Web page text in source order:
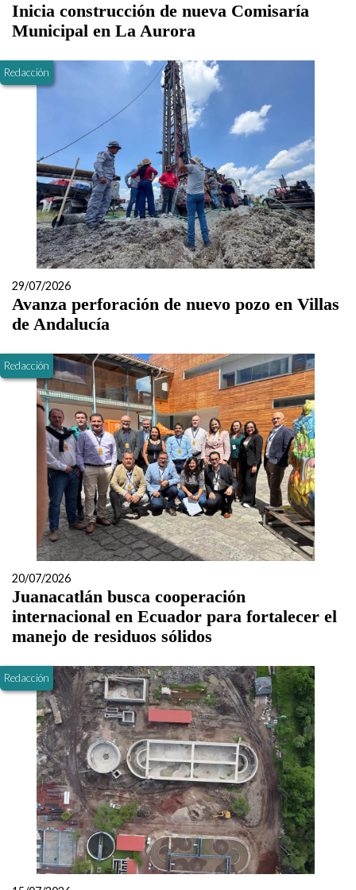
Inicia construcción de nueva Comisaría
Municipal en La Aurora
Redacción
29/07/2026
Avanza perforación de nuevo pozo en Villas
de Andalucía
Redacción
20/07/2026
Juanacatlán busca cooperación
internacional en Ecuador para fortalecer el
manejo de residuos sólidos
Redacción